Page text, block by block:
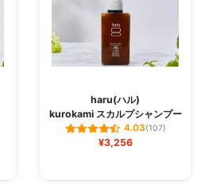
haru(ハル)
kurokami スカルプシャンプー
4.03(107)
¥3,256